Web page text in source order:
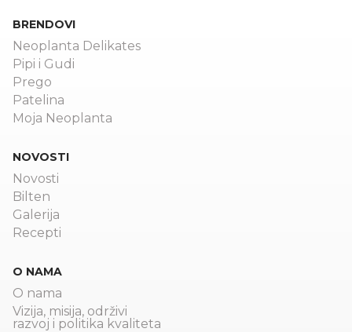
BRENDOVI
Neoplanta Delikates
Pipi i Gudi
Prego
Patelina
Moja Neoplanta
NOVOSTI
Novosti
Bilten
Galerija
Recepti
O NAMA
O nama
Vizija, misija, održivi
razvoj i politika kvaliteta